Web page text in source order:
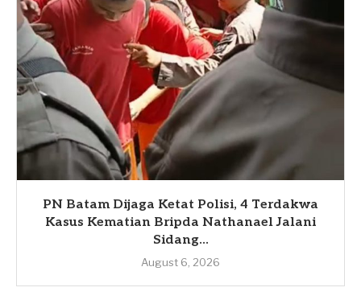
PN Batam Dijaga Ketat Polisi, 4 Terdakwa
Kasus Kematian Bripda Nathanael Jalani
Sidang...
August 6, 2026